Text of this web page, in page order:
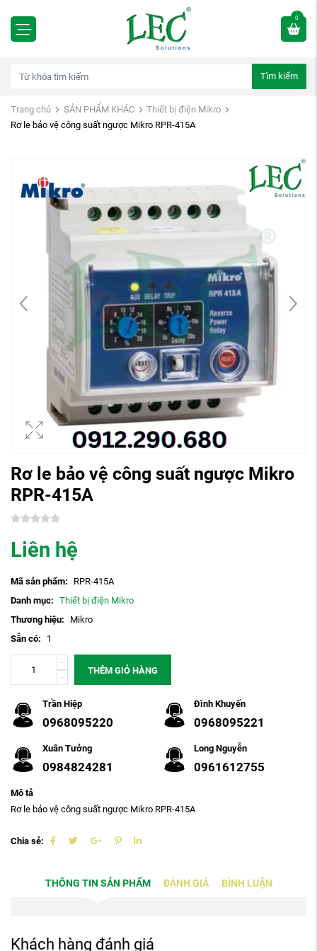
0
Tìm kiếm
Trang chủ SẢN PHẨM KHÁC
Thiết bị điện Mikro
Rơ le bảo vệ công suất ngược Mikro RPR-415A
Rơ le bảo vệ công suất ngược Mikro
RPR-415A
Liên hệ
Mã sản phẩm:
RPR-415A
Danh mục: Thiết bị điện Mikro
Thương hiệu:
Mikro
Sẵn có:
1
THÊM GIỎ HÀNG
Trần Hiệp
0968095220
Đình Khuyến
0968095221
Xuân Tưởng
0984824281
Long Nguyễn
0961612755
Mô tả
Rơ le bảo vệ công suất ngược Mikro RPR-415A
Chia sẻ:
THÔNG TIN SẢN PHẨM ĐÁNH GIÁ BÌNH LUẬN
Khách hàng đánh giá